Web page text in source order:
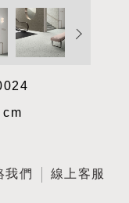
我們 線上客服